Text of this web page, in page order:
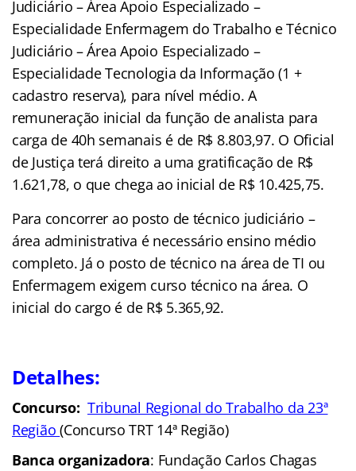
Judiciário – Área Apoio Especializado –
Especialidade Enfermagem do Trabalho e Técnico
Judiciário – Área Apoio Especializado –
Especialidade Tecnologia da Informação (1 +
cadastro reserva), para nível médio. A
remuneração inicial da função de analista para
carga de 40h semanais é de R$ 8.803,97. O Oficial
de Justiça terá direito a uma gratificação de R$
1.621,78, o que chega ao inicial de R$ 10.425,75.
Para concorrer ao posto de técnico judiciário –
área administrativa é necessário ensino médio
completo. Já o posto de técnico na área de TI ou
Enfermagem exigem curso técnico na área. O
inicial do cargo é de R$ 5.365,92.
Detalhes:
Concurso:Tribunal Regional do Trabalho da 23ª
Região(Concurso TRT 14ª Região)
Banca organizadora: Fundação Carlos Chagas